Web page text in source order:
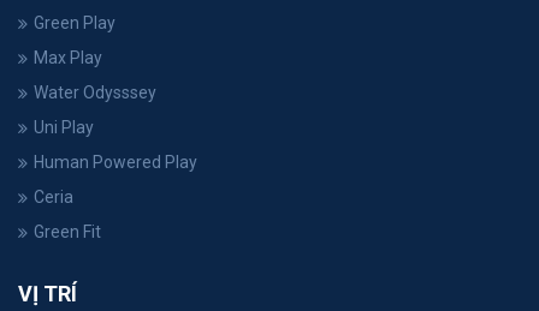
Green Play
Max Play
Water Odysssey
Uni Play
Human Powered Play
Ceria
Green Fit
VỊ TRÍ